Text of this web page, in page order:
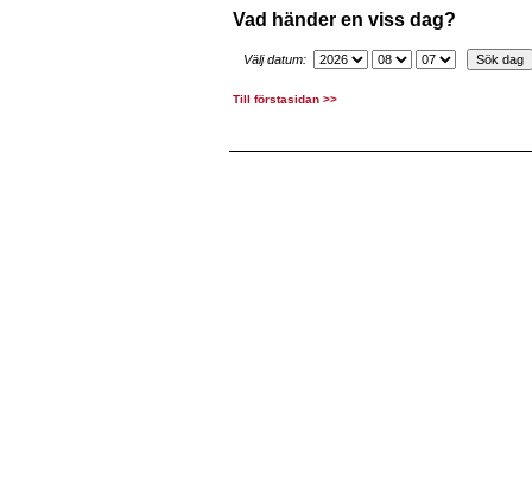
Vad händer en viss dag?
Välj datum:
Till förstasidan >>